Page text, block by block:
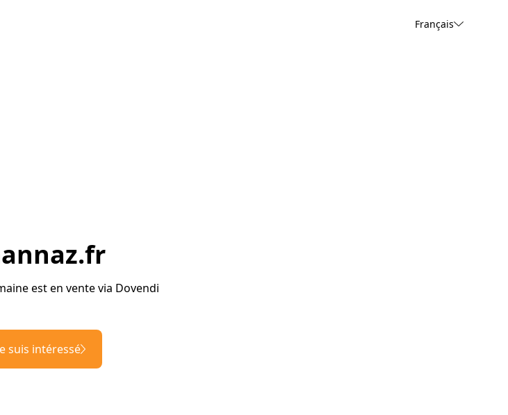
Français
est en vente via Dovendi
suis intéressé